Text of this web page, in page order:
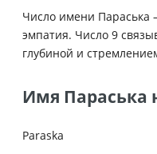
Число имени Параська
эмпатия. Число 9
глубиной и
Имя Параська
Paraska